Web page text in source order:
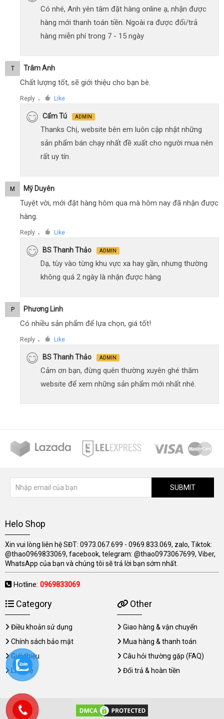
Có nhé, Anh yên tâm đặt hàng online ạ, nhận được
hàng mới thanh toán tiền. Ngoài ra được đổi/trả
hàng miễn phí trong 7 - 15 ngày
T Trâm Anh
Chất lượng tốt, sẽ giới thiệu cho bạn bè.
Reply ● Like
Cẩm Tú ADMIN
Thanks Chị, website bên em luôn cập nhật những
sản phẩm bán chạy nhất đề xuất cho người mua nên
rất uy tín.
M Mỹ Duyên
Tuyệt vời, mới đặt hàng hôm qua mà hôm nay đã nhận được
hàng.
Reply ● Like
BS Thanh Thảo ADMIN
Dạ, tùy vào từng khu vực xa hay gần, nhưng thường
không quá 2 ngày là nhận được hàng
P Phương Linh
Có nhiều sản phẩm để lựa chọn, giá tốt!
Reply ● Like
BS Thanh Thảo ADMIN
Cảm ơn bạn, đừng quên thường xuyên ghé thăm
website để xem những sản phẩm mới nhất nhé.
SUBMIT
Helo Shop
Xin vui lòng liên hệ SĐT: 0973.067.699 - 0969.833.069, zalo, Tiktok:
@thao0969833069, facebook, telegram: @thao0973067699, Viber,
WhatsApp của bạn và chúng tôi sẽ trả lời bạn sớm nhất.
Hotline: 0969833069
Category
Điều khoản sử dụng
Chính sách bảo mật
Giới thiệu
Liên hệ
Other
Giao hàng & vận chuyển
Mua hàng & thanh toán
Câu hỏi thường gặp (FAQ)
Đổi trả & hoàn tiền